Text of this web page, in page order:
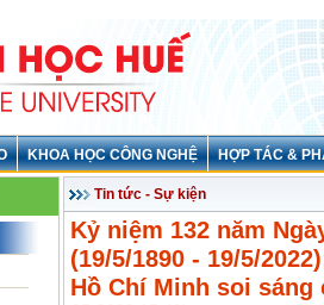
KHOA HỌC CÔNG NGHỆ HỢP TÁC &
Tin tức - Sự kiện
Kỷ niệm 132 năm
(19/5/1890 - 19/5/
Hồ Chí Minh soi